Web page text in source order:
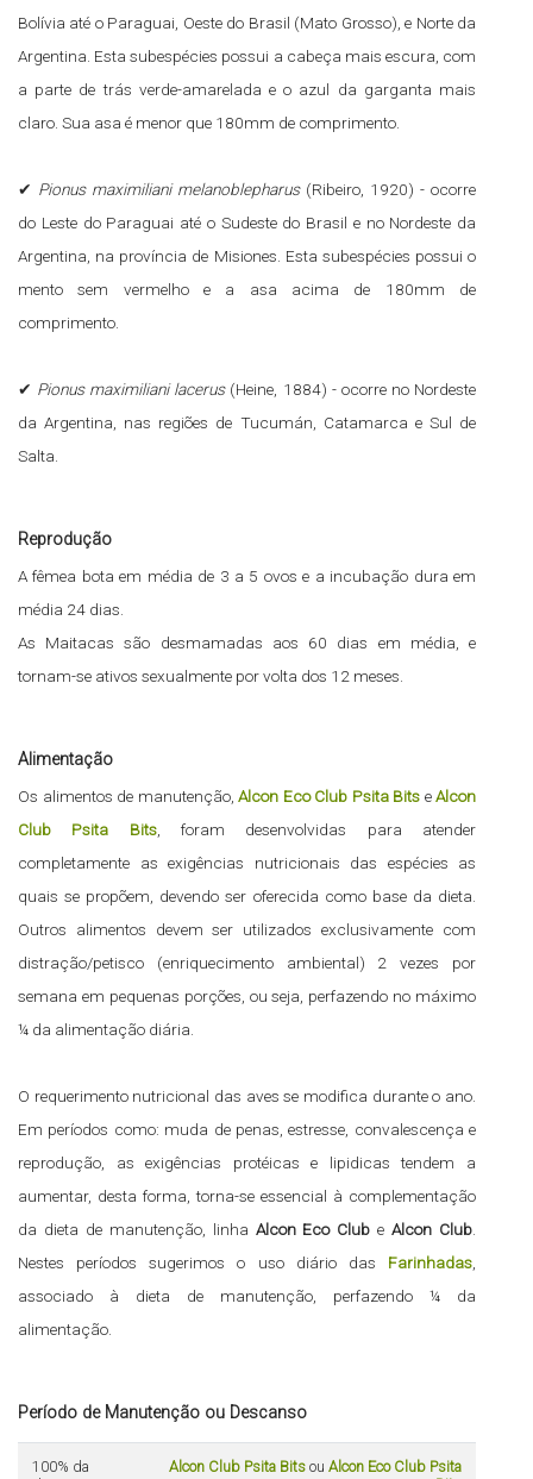
Bolívia até o Paraguai, Oeste do Brasil (Mato Grosso), e Norte da
Argentina. Esta subespécies possui a cabeça mais escura, com
a parte de trás verde-amarelada e o azul da garganta mais
claro. Sua asa é menor que 180mm de comprimento.
✔ Pionus maximiliani melanoblepharus(Ribeiro, 1920) - ocorre
do Leste do Paraguai até o Sudeste do Brasil e no Nordeste da
Argentina, na província de Misiones. Esta subespécies possui o
mento sem vermelho e a asa acima de 180mm de
comprimento.
✔ Pionus maximiliani lacerus(Heine, 1884) - ocorre no Nordeste
da Argentina, nas regiões de Tucumán, Catamarca e Sul de
Salta.
Reprodução
A fêmea bota em média de 3 a 5 ovos e a incubação dura em
média 24 dias.
As Maitacas são desmamadas aos 60 dias em média, e
tornam-se ativos sexualmente por volta dos 12 meses.
Alimentação
Os alimentos de manutenção, Alcon Eco Club Psita Bits eAlcon
Club Psita Bits, foram desenvolvidas para atender
completamente as exigências nutricionais das espécies as
quais se propõem, devendo ser oferecida como base da dieta.
Outros alimentos devem ser utilizados exclusivamente com
distração/petisco (enriquecimento ambiental) 2 vezes por
semana em pequenas porções, ou seja, perfazendo no máximo
¼ da alimentação diária.
O requerimento nutricional das aves se modifica durante o ano.
Em períodos como: muda de penas, estresse, convalescença e
reprodução, as exigências protéicas e lipidicas tendem a
aumentar, desta forma, torna-se essencial à complementação
da dieta de manutenção, linha Alcon Eco Club eAlcon Club
Nestes períodos sugerimos o uso diário das Farinhadas
associado à dieta de manutenção, perfazendo ¼ da
alimentação.
Período de Manutenção ou Descanso
100% da
Alcon Club Psita Bits ou Alcon Eco Club Psita